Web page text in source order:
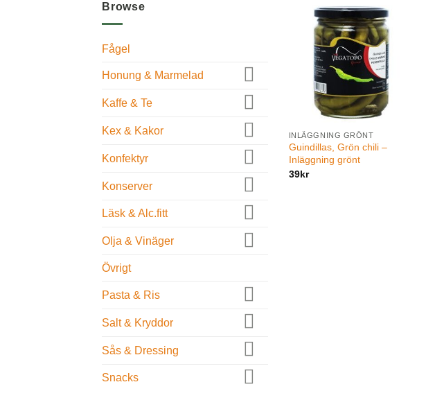
Browse
Fågel
Honung & Marmelad
Kaffe & Te
Kex & Kakor
Konfektyr
Konserver
Läsk & Alc.fitt
Olja & Vinäger
Övrigt
Pasta & Ris
Salt & Kryddor
Sås & Dressing
Snacks
INLÄGGNING GRÖNT
Guindillas, Grön chili –
Inläggning grönt
39kr